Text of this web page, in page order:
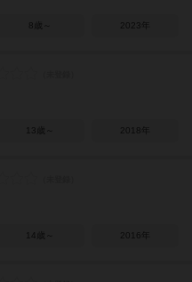
8歳～ 2023年
13歳～ 2018年
14歳～ 2016年